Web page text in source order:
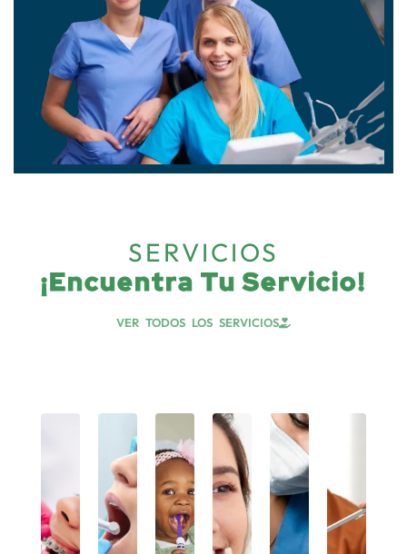
SERVICIOS
¡Encuentra Tu Servicio!
VER TODOS LOS SERVICIOS